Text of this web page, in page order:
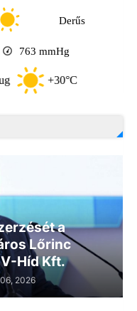
Derűs
763 mmHg
+30°C
a
Lőrinc
Híd Kft.
2026